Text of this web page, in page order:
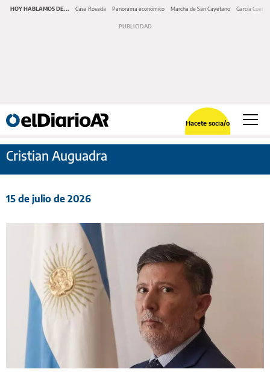
HOY HABLAMOS DE... Casa Rosada Panorama económico Marcha de San Cayetano García Cuerva
Hacete socia/o
Cristian Auguadra
15 de julio de 2026